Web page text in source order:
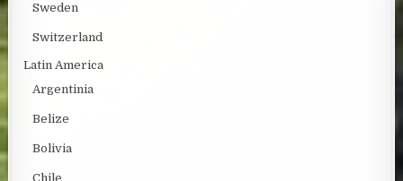
Sweden
Switzerland
Latin America
Argentinia
Belize
Bolivia
Chile